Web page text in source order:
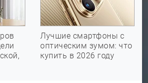
Лучшие смартфоны с
оптическим зумом: что
купить в 2026 году